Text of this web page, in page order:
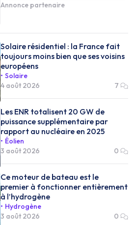
Annonce partenaire
Solaire résidentiel : la France fait
toujours moins bien que ses voisins
européens
Solaire
4 août 2026
7
Les ENR totalisent 20 GW de
puissance supplémentaire par
rapport au nucléaire en 2025
Éolien
3 août 2026
0
Ce moteur de bateau est le
premier à fonctionner entièrement
à l’hydrogène
Hydrogène
3 août 2026
0